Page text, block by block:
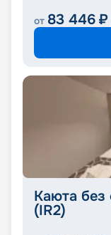
от 83 446 ₽
Каюта без
(IR2)